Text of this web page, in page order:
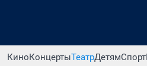
КиноКонцертыТеатрДетямСпорт